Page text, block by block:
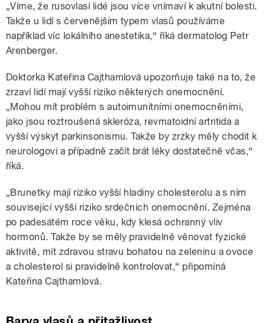
„Víme, že rusovlasí lidé jsou více vnímaví k akutní bolesti.
Takže u lidí s červenějším typem vlasů používáme
například víc lokálního anestetika,“ říká dermatolog Petr
Arenberger.
Doktorka Kateřina Cajthamlová upozorňuje také na to, že
zrzaví lidí mají vyšší riziko některých onemocnění.
„Mohou mít problém s autoimunitními onemocněními,
jako jsou roztroušená skleróza, revmatoidní artritida a
vyšší výskyt parkinsonismu. Takže by zrzky měly chodit k
neurologovi a případně začít brát léky dostatečně včas,“
říká.
„Brunetky mají riziko vyšší hladiny cholesterolu a s ním
související vyšší riziko srdečních onemocnění. Zejména
po padesátém roce věku, kdy klesá ochranný vliv
hormonů. Takže by se měly pravidelně věnovat fyzické
aktivitě, mít zdravou stravu bohatou na zeleninu a ovoce
a cholesterol si pravidelně kontrolovat,“ připomíná
Kateřina Cajthamlová.